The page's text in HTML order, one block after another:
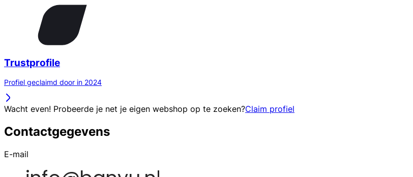
Trustprofile
Profiel geclaimd door in 2024
Wacht even! Probeerde je net je eigen webshop op te zoeken?Claim profiel
Contactgegevens
E-mail